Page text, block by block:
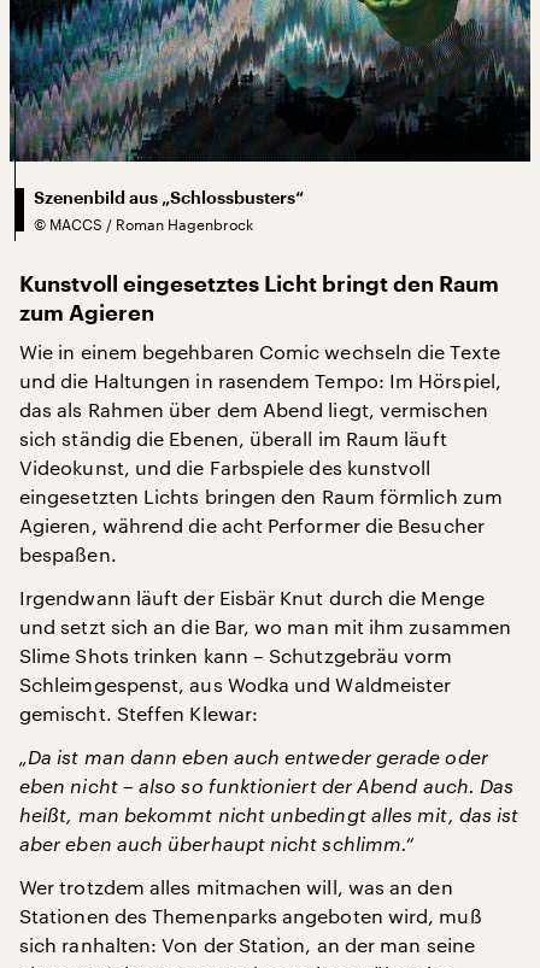
Szenenbild aus „Schlossbusters“
© MACCS / Roman Hagenbrock
Kunstvoll eingesetztes Licht bringt den Raum
zum Agieren
Wie in einem begehbaren Comic wechseln die Texte
und die Haltungen in rasendem Tempo: Im Hörspiel,
das als Rahmen über dem Abend liegt, vermischen
sich ständig die Ebenen, überall im Raum läuft
Videokunst, und die Farbspiele des kunstvoll
eingesetzten Lichts bringen den Raum förmlich zum
Agieren, während die acht Performer die Besucher
bespaßen.
Irgendwann läuft der Eisbär Knut durch die Menge
und setzt sich an die Bar, wo man mit ihm zusammen
Slime Shots trinken kann – Schutzgebräu vorm
Schleimgespenst, aus Wodka und Waldmeister
gemischt. Steffen Klewar:
„Da ist man dann eben auch entweder gerade oder
eben nicht – also so funktioniert der Abend auch. Das
heißt, man bekommt nicht unbedingt alles mit, das ist
aber eben auch überhaupt nicht schlimm.“
Wer trotzdem alles mitmachen will, was an den
Stationen des Themenparks angeboten wird, muß
sich ranhalten: Von der Station, an der man seine